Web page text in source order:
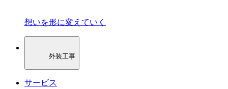
想いを形に変えていく
外装工事
サービス